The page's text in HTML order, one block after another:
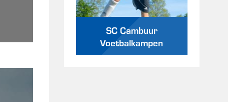
SC Cambuur
Voetbalkampen